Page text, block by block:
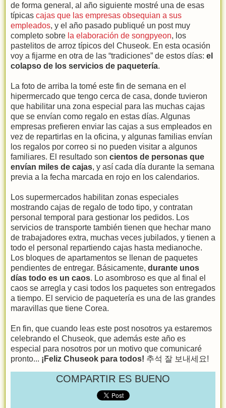
de forma general, al año siguiente mostré una de esas
típicas cajas que las empresas obsequian a sus
empleados, y el año pasado publiqué un post muy
completo sobre la elaboración de songpyeon, los
pastelitos de arroz típicos del Chuseok. En esta ocasión
voy a fijarme en otra de las “tradiciones” de estos días: el
colapso de los servicios de paquetería.
La foto de arriba la tomé este fin de semana en el
hipermercado que tengo cerca de casa, donde tuvieron
que habilitar una zona especial para las muchas cajas
que se envían como regalo en estas días. Algunas
empresas prefieren enviar las cajas a sus empleados en
vez de repartirlas en la oficina, y algunas familias envían
los regalos por correo si no pueden visitar a algunos
familiares. El resultado son cientos de personas que
envían miles de cajas, y así cada día durante la semana
previa a la fecha marcada en rojo en los calendarios.
Los supermercados habilitan zonas especiales
mostrando cajas de regalo de todo tipo, y contratan
personal temporal para gestionar los pedidos. Los
servicios de transporte también tienen que hechar mano
de trabajadores extra, muchas veces jubilados, y tienen a
todo el personal repartiendo cajas hasta medianoche.
Los bloques de apartamentos se llenan de paquetes
pendientes de entregar. Básicamente, durante unos
días todo es un caos. Lo asombroso es que al final el
caos se arregla y casi todos los paquetes son entregados
a tiempo. El servicio de paquetería es una de las grandes
maravillas que tiene Corea.
En fin, que cuando leas este post nosotros ya estaremos
celebrando el Chuseok, que además este año es
especial para nosotros por un motivo que comunicaré
pronto... ¡Feliz Chuseok para todos! 추석 잘 보내세요!
COMPARTIR ES BUENO